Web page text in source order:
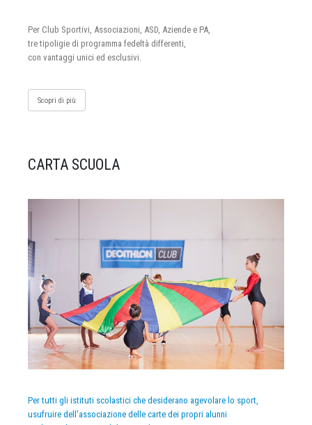
Per Club Sportivi, Associazioni, ASD, Aziende e PA,
tre tipoligie di programma fedeltà differenti,
con vantaggi unici ed esclusivi.
Scopri di più
CARTA SCUOLA
Per tutti gli istituti scolastici che desiderano agevolare lo sport,
usufruire dell’associazione delle carte dei propri alunni